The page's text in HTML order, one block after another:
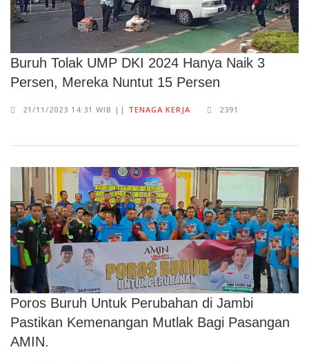
Buruh Tolak UMP DKI 2024 Hanya Naik 3
Persen, Mereka Nuntut 15 Persen
21/11/2023 14:31 WIB || TENAGA KERJA 2391
Poros Buruh Untuk Perubahan di Jambi
Pastikan Kemenangan Mutlak Bagi Pasangan
AMIN.